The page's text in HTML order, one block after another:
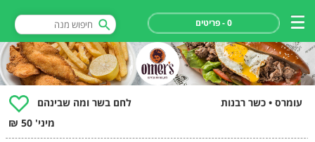
0 - פריטים
לחם בשר ומה שבינהם
עומרס • כשר רבנות
מיני' 50 ₪